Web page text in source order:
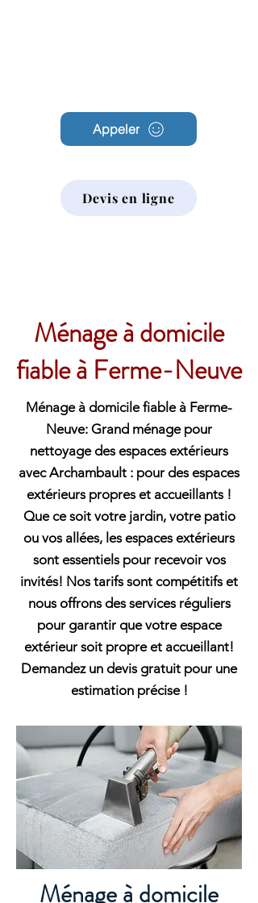
Appeler
Devis en ligne
Ménage à domicile
fiable à Ferme-Neuve
Ménage à domicile fiable à Ferme-
Neuve: Grand ménage pour
nettoyage des espaces extérieurs
avec Archambault : pour des espaces
extérieurs propres et accueillants !
Que ce soit votre jardin, votre patio
ou vos allées, les espaces extérieurs
sont essentiels pour recevoir vos
invités! Nos tarifs sont compétitifs et
nous offrons des services réguliers
pour garantir que votre espace
extérieur soit propre et accueillant!
Demandez un devis gratuit pour une
estimation précise !
Ménage à domicile